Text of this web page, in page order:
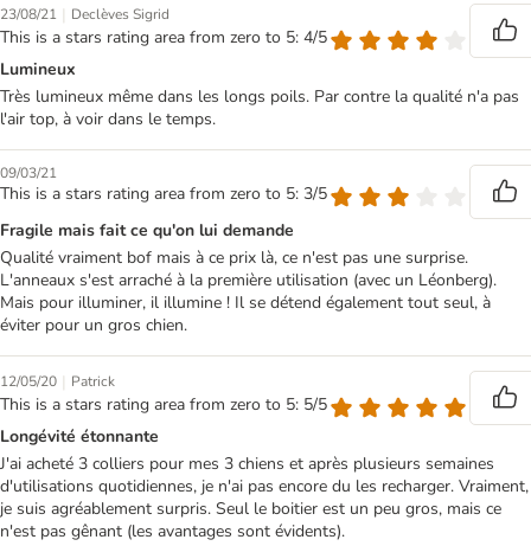
23/08/21 | Declèves Sigrid
This is a stars rating area from zero to 5: 4/5
Lumineux
Très lumineux même dans les longs poils. Par contre la qualité n'a pas
l'air top, à voir dans le temps.
09/03/21
This is a stars rating area from zero to 5: 3/5
Fragile mais fait ce qu'on lui demande
Qualité vraiment bof mais à ce prix là, ce n'est pas une surprise.
L'anneaux s'est arraché à la première utilisation (avec un Léonberg).
Mais pour illuminer, il illumine ! Il se détend également tout seul, à
éviter pour un gros chien.
12/05/20 | Patrick
This is a stars rating area from zero to 5: 5/5
Longévité étonnante
J'ai acheté 3 colliers pour mes 3 chiens et après plusieurs semaines
d'utilisations quotidiennes, je n'ai pas encore du les recharger. Vraiment,
je suis agréablement surpris. Seul le boitier est un peu gros, mais ce
n'est pas gênant (les avantages sont évidents).